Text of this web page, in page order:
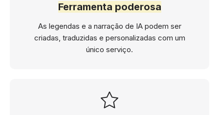
Ferramenta poderosa
As legendas e a narração de IA podem ser
criadas, traduzidas e personalizadas com um
único serviço.